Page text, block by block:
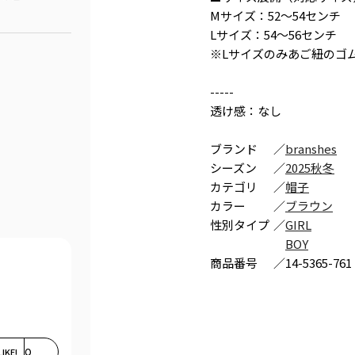
0
Mサイズ：52～54センチ
Lサイズ：54～56センチ
※Lサイズのみあご紐のゴ
-----
透け感：なし
ブランド ／branshes
シーズン
／2025秋冬
カテゴリ
／帽子
カラー
／ブラウン
性別タイプ ／GIRL
BOY
商品番号
／14-5365-761